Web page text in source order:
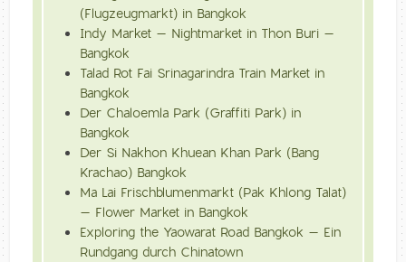
(Flugzeugmarkt) in Bangkok
Indy Market – Nightmarket in Thon Buri –
Bangkok
Talad Rot Fai Srinagarindra Train Market in
Bangkok
Der Chaloemla Park (Graffiti Park) in
Bangkok
Der Si Nakhon Khuean Khan Park (Bang
Krachao) Bangkok
Ma Lai Frischblumenmarkt (Pak Khlong Talat)
– Flower Market in Bangkok
Exploring the Yaowarat Road Bangkok – Ein
Rundgang durch Chinatown